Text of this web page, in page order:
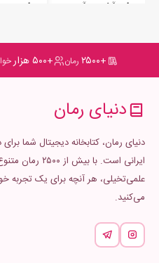
رمان
+۲۵۰۰ رمان +۵۰۰ هزار
دنیای رمان
دنیای رمان، کتابخانه دیجیتال شما
علمی‌تخیلی، هر آنچه برای یک تجربه
می‌کنید.